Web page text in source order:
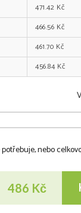
471.42 Kč
466.56 Kč
461.70 Kč
456.84 Kč
nebo
486 Kč